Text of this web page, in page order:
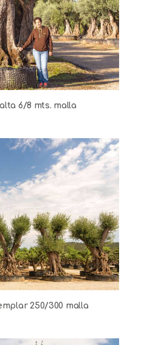
6/8 mts. malla
250/300 malla